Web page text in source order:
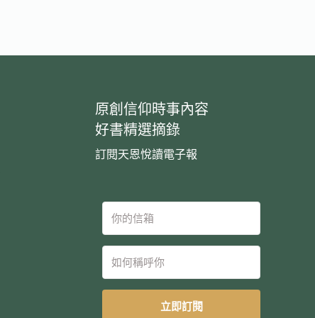
原創信仰時事內容
好書精選摘錄
訂閱天恩悅讀電子報
立即訂閱